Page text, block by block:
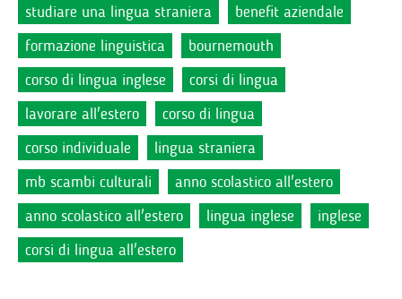
studiare una lingua straniera
benefit aziendale
formazione linguistica
bournemouth
corso di lingua inglese
corsi di lingua
lavorare all'estero
corso di lingua
corso individuale
lingua straniera
mb scambi culturali
anno scolastico all'estero
anno scolastico all'estero
lingua inglese
inglese
corsi di lingua all'estero